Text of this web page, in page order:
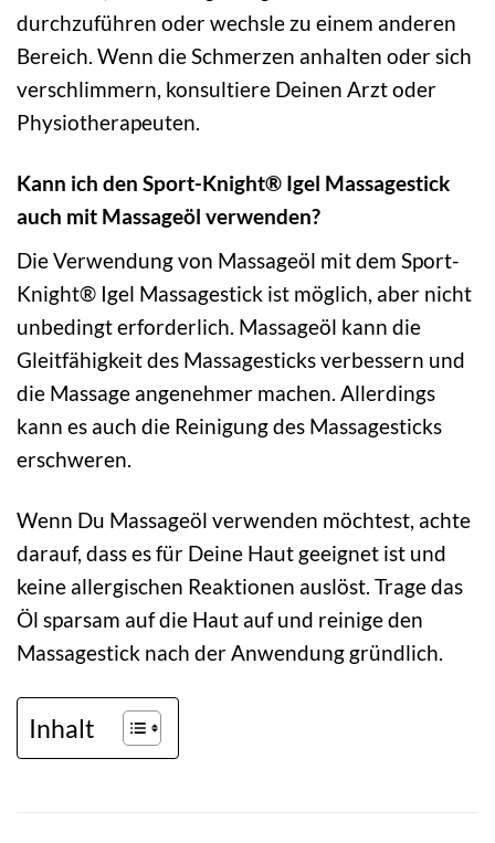
durchzuführen oder wechsle zu einem anderen
Bereich. Wenn die Schmerzen anhalten oder sich
verschlimmern, konsultiere Deinen Arzt oder
Physiotherapeuten.
Kann ich den Sport-Knight® Igel Massagestick
auch mit Massageöl verwenden?
Die Verwendung von Massageöl mit dem Sport-
Knight® Igel Massagestick ist möglich, aber nicht
unbedingt erforderlich. Massageöl kann die
Gleitfähigkeit des Massagesticks verbessern und
die Massage angenehmer machen. Allerdings
kann es auch die Reinigung des Massagesticks
erschweren.
Wenn Du Massageöl verwenden möchtest, achte
darauf, dass es für Deine Haut geeignet ist und
keine allergischen Reaktionen auslöst. Trage das
Öl sparsam auf die Haut auf und reinige den
Massagestick nach der Anwendung gründlich.
Inhalt